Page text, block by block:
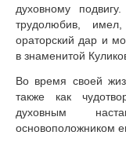
духовному
трудолюбив,
ораторский дар и
в знаменитой
Во время своей
также как
духовным
основоположником